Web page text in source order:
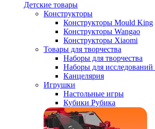
Детские товары
Конструкторы
Конструкторы Mould King
Конструкторы Wangao
Конструкторы Xiaomi
Товары для творчества
Наборы для творчества
Наборы для
Канцелярия
Игрушки
Настольные игры
Кубики Рубика